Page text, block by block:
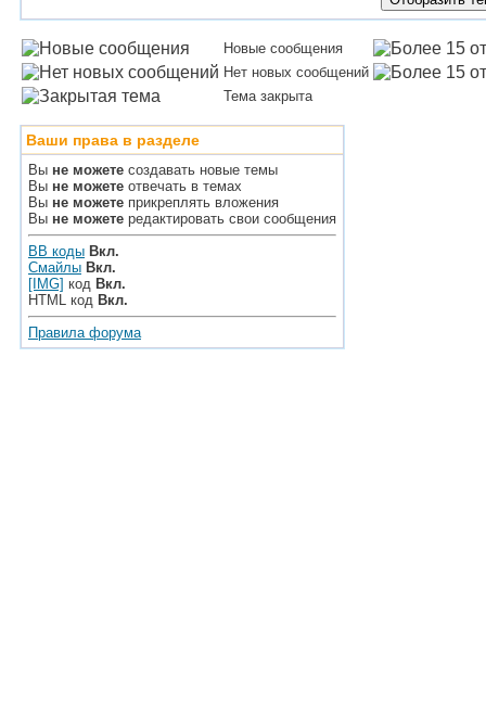
Новые сообщения
Нет новых сообщений
Тема закрыта
Ваши права в разделе
Вы не можете создавать новые темы
Вы не можете отвечать в темах
Вы не можете прикреплять вложения
Вы не можете редактировать свои сообщения
BB коды Вкл.
Смайлы Вкл.
[IMG] код Вкл.
HTML код Вкл.
Правила форума